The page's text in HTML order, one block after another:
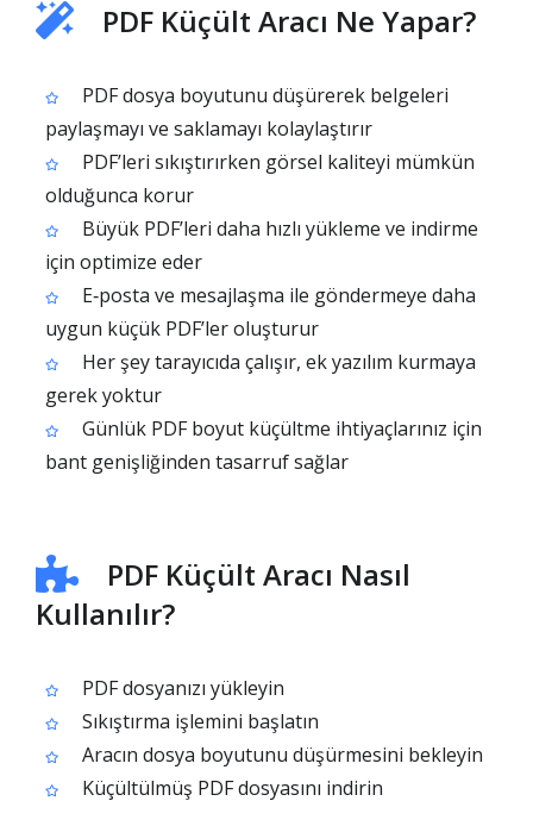
PDF Küçült Aracı Ne Yapar?
PDF dosya boyutunu düşürerek belgeleri
paylaşmayı ve saklamayı kolaylaştırır
PDF’leri sıkıştırırken görsel kaliteyi mümkün
olduğunca korur
Büyük PDF’leri daha hızlı yükleme ve indirme
için optimize eder
E‑posta ve mesajlaşma ile göndermeye daha
uygun küçük PDF’ler oluşturur
Her şey tarayıcıda çalışır, ek yazılım kurmaya
gerek yoktur
Günlük PDF boyut küçültme ihtiyaçlarınız için
bant genişliğinden tasarruf sağlar
PDF Küçült Aracı Nasıl
Kullanılır?
PDF dosyanızı yükleyin
Sıkıştırma işlemini başlatın
Aracın dosya boyutunu düşürmesini bekleyin
Küçültülmüş PDF dosyasını indirin